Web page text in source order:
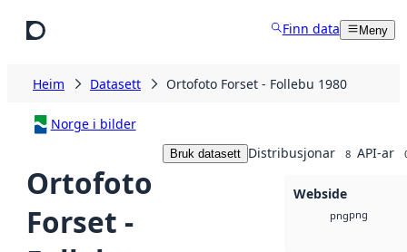
Finn data Meny
Heim Datasett Ortofoto Forset - Follebu 1980
Norge i bilder
Ortofoto
Forset -
Bruk datasett Distribusjonar 8 API-ar
Webside
pngpng